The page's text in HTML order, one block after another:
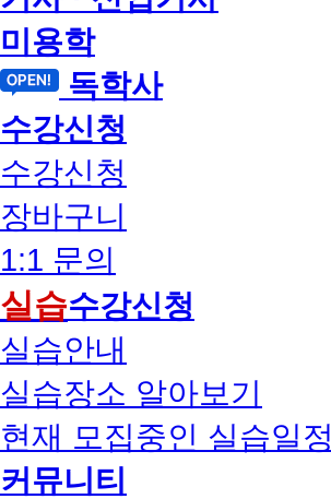
미용학
독학사
수강신청
수강신청
장바구니
1:1 문의
실습수강신청
실습안내
실습장소 알아보기
현재 모집중인 실습일정
커뮤니티